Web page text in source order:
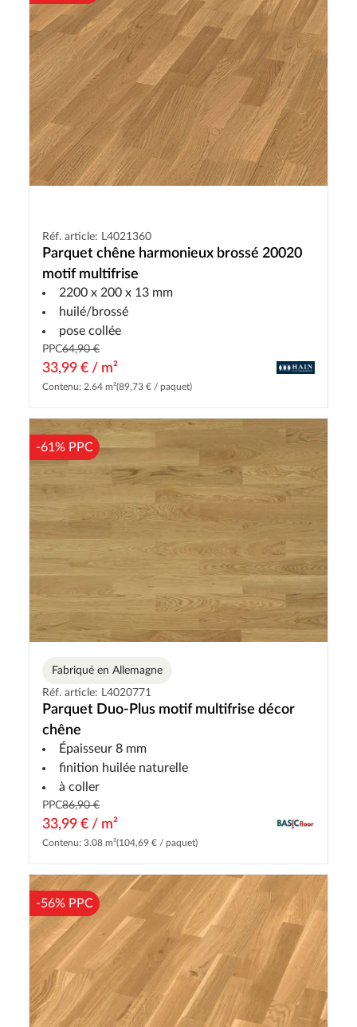
Réf. article: L4021360
Parquet chêne harmonieux brossé 20020
motif multifrise
2200 x 200 x 13 mm
huilé/brossé
pose collée
PPC64,90 €
33,99 € / m²
Contenu: 2.64 m²(89,73 € / paquet)
-61% PPC
Fabriqué en Allemagne
Réf. article: L4020771
Parquet Duo-Plus motif multifrise décor
chêne
Épaisseur 8 mm
finition huilée naturelle
à coller
PPC86,90 €
33,99 € / m²
Contenu: 3.08 m²(104,69 € / paquet)
-56% PPC